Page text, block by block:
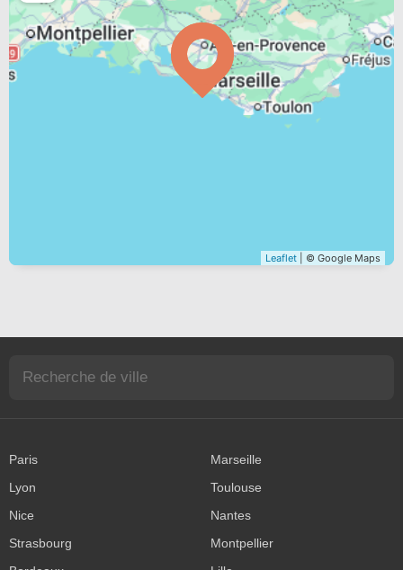
Leaflet | © Google Maps
Paris
Marseille
Lyon
Toulouse
Nice
Nantes
Strasbourg
Montpellier